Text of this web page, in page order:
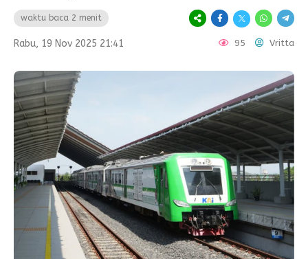
waktu baca 2 menit
Rabu, 19 Nov 2025 21:41 95 Vritta